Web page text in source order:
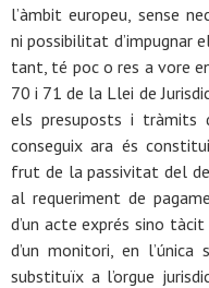
l’àmbit europeu, sense
ni possibilitat d’impugnar
tant, té poc o res a vore
70 i 71 de la Llei de
els presuposts i
conseguix ara és
frut de la passivitat del
al requeriment de
d’un acte exprés sino
d’un monitori, en
substituïx a l’orgue